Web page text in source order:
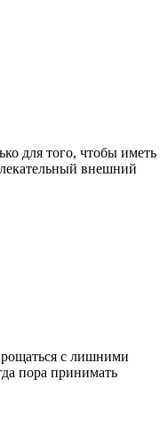
для того, чтобы иметь
внешний
с лишними
пора принимать